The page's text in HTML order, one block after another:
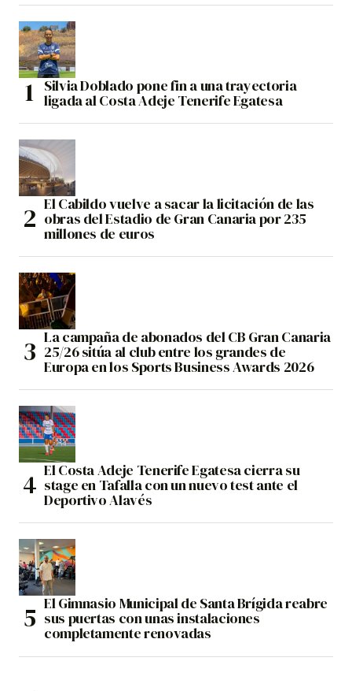
Silvia Doblado pone fin a una trayectoria
ligada al Costa Adeje Tenerife Egatesa
El Cabildo vuelve a sacar la licitación de las
obras del Estadio de Gran Canaria por 235
millones de euros
La campaña de abonados del CB Gran Canaria
25/26 sitúa al club entre los grandes de
Europa en los Sports Business Awards 2026
El Costa Adeje Tenerife Egatesa cierra su
stage en Tafalla con un nuevo test ante el
Deportivo Alavés
El Gimnasio Municipal de Santa Brígida reabre
sus puertas con unas instalaciones
completamente renovadas